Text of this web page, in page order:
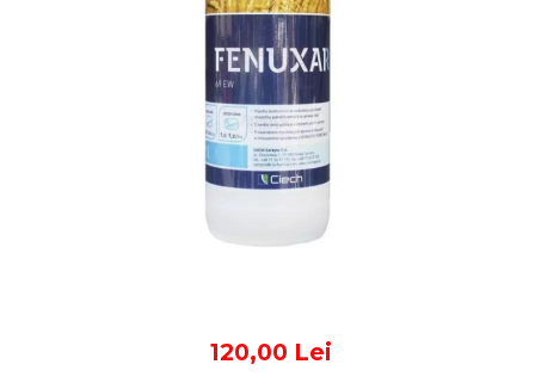
120,00 Lei